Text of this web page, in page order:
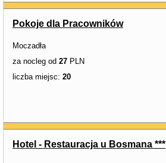
Pokoje dla Pracowników
Moczadła
za nocleg od 27 PLN
liczba miejsc: 20
Hotel - Restauracja u Bosmana ***